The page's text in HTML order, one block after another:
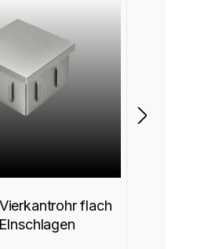
flach